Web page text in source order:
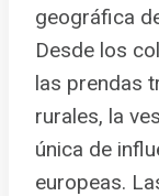
geográfica
Desde los
las prendas
rurales, la
única de
europeas.